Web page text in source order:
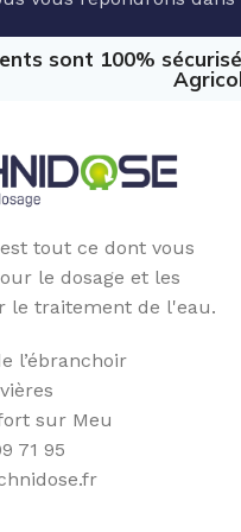
sont 100%
tout ce dont vous
le dosage et les
le traitement de l'eau.
l’ébranchoir
sur Meu
71 95